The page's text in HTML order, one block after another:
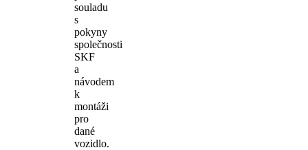
souladu
s
pokyny
společnosti
SKF
a
návodem
k
montáži
pro
dané
vozidlo.